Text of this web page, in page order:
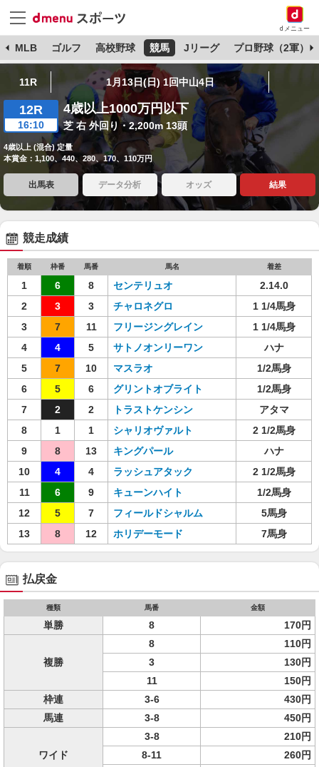
dメニュー
MLB ゴルフ 高校野球 競馬 Jリーグ プロ野球（2軍）
11R 1月13日(日) 1回中山4日
12R
16:10
4歳以上1000万円以下
芝 右 外回り・2,200m 13頭
4歳以上 (混合) 定量
本賞金：1,100、440、280、170、110万円
出馬表 データ分析 オッズ 結果
競走成績
着順 枠番 馬番 馬名 着差
1 6 8 センテリュオ
2.14.0
2
3 3 チャロネグロ
1 1/4馬身
3
7 11 フリージングレイン
1 1/4馬身
4
4 5 サトノオンリーワン
ハナ
5
7 10 マスラオ
1/2馬身
6
5 6 グリントオブライト
1/2馬身
7
2 2 トラストケンシン
アタマ
8
1 1 シャリオヴァルト
2 1/2馬身
9
8 13 キングパール
ハナ
10
4 4 ラッシュアタック
2 1/2馬身
11
6 9 キューンハイト
1/2馬身
12
5 7 フィールドシャルム
5馬身
13
8 12 ホリデーモード 7馬身
払戻金
種類 馬番 金額
単勝 8 170円
複勝
8
110円
3
130円
11
150円
枠連
3-6
430円
馬連
3-8 450円
ワイド
3-8
210円
8-11
260円